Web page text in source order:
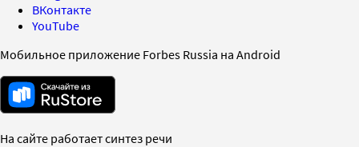
ВКонтакте
YouTube
Мобильное приложение Forbes Russia на Android
На сайте работает синтез речи